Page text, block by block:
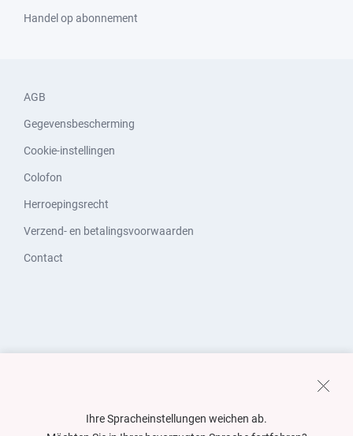
Handel op abonnement
AGB
Gegevensbescherming
Cookie-instellingen
Colofon
Herroepingsrecht
Verzend- en betalingsvoorwaarden
Contact
Ihre Spracheinstellungen weichen ab.